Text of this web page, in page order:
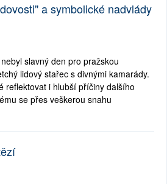
a symbolické nadvlády
slavný den pro pražskou
lidový stařec s divnými kamarády.
reflektovat i hlubší příčiny dalšího
se přes veškerou snahu